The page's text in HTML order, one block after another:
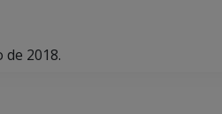
de 2018.